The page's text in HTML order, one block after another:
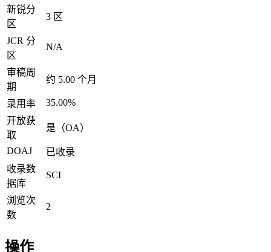
新锐分
区
3 区
JCR 分
区
N/A
审稿周
期
约 5.00 个月
录用率
35.00%
开放获
取
是（OA）
DOAJ
已收录
收录数
据库
SCI
浏览次
数
2
操作